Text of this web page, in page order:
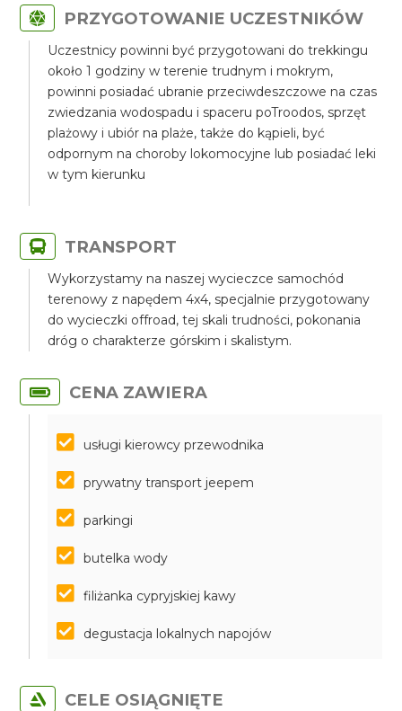
PRZYGOTOWANIE UCZESTNIKÓW
Uczestnicy powinni być przygotowani do trekkingu
około 1 godziny w terenie trudnym i mokrym,
powinni posiadać ubranie przeciwdeszczowe na czas
zwiedzania wodospadu i spaceru poTroodos, sprzęt
plażowy i ubiór na plaże, także do kąpieli, być
odpornym na choroby lokomocyjne lub posiadać leki
w tym kierunku
TRANSPORT
Wykorzystamy na naszej wycieczce samochód
terenowy z napędem 4x4, specjalnie przygotowany
do wycieczki offroad, tej skali trudności, pokonania
dróg o charakterze górskim i skalistym.
CENA ZAWIERA
usługi kierowcy przewodnika
prywatny transport jeepem
parkingi
butelka wody
filiżanka cypryjskiej kawy
degustacja lokalnych napojów
CELE OSIĄGNIĘTE